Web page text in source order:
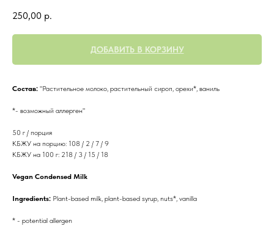
250,00 р.
ДОБАВИТЬ В КОРЗИНУ
Состав: "Растительное молоко, растительный сироп, орехи*, ваниль
*- возможный аллерген"
50 г / порция
КБЖУ на порцию: 108 / 2 / 7 / 9
КБЖУ на 100 г: 218 / 3 / 15 / 18
Vegan Condensed Milk
Ingredients: Plant-based milk, plant-based syrup, nuts*, vanilla
* - potential allergen